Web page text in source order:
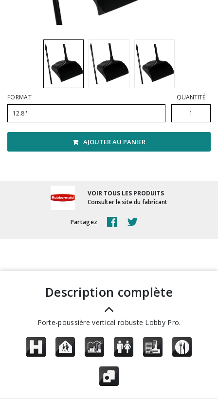
Microfibres et linges divers
Seaux, essoreuses
Tampons, porte-tampons et manches
Vadrouilles, manches et cadres
FORMAT
12.8''
QUANTITÉ
AJOUTER AU PANIER
VOIR TOUS LES PRODUITS
Consulter le site du fabricant
Partagez
description complète
Porte-poussière vertical robuste Lobby Pro.